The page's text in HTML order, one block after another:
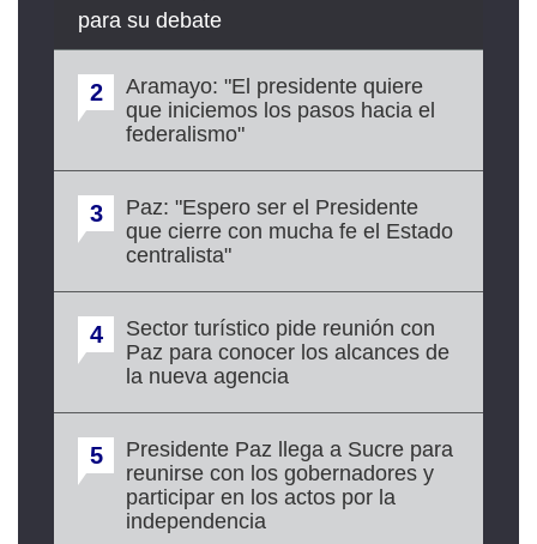
para su debate
2
Aramayo: "El presidente quiere
que iniciemos los pasos hacia el
federalismo"
3
Paz: "Espero ser el Presidente
que cierre con mucha fe el Estado
centralista"
4
Sector turístico pide reunión con
Paz para conocer los alcances de
la nueva agencia
5
Presidente Paz llega a Sucre para
reunirse con los gobernadores y
participar en los actos por la
independencia